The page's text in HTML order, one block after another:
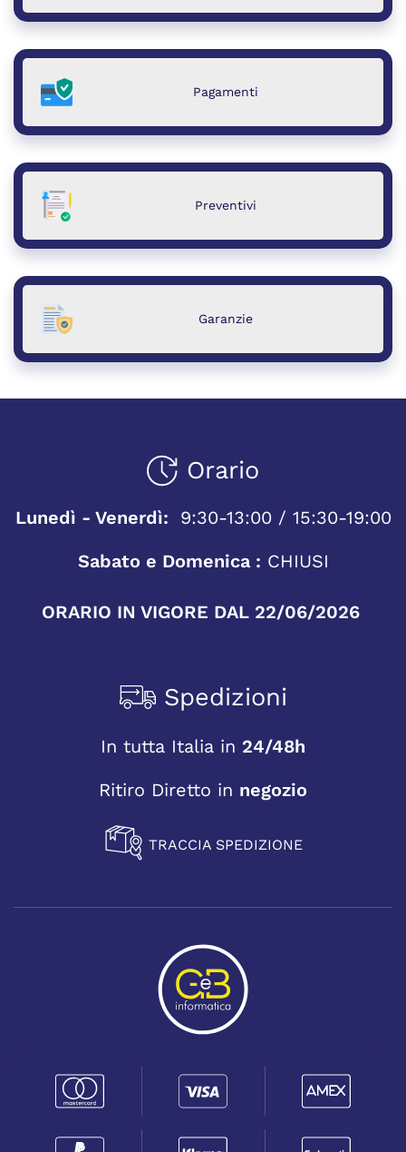
Pagamenti
Preventivi
Garanzie
Orario
Lunedì - Venerdì:
9:30-13:00 / 15:30-19:00
Sabato e Domenica : CHIUSI
ORARIO IN VIGORE DAL 22/06/2026
Spedizioni
In tutta Italia in 24/48h
Ritiro Diretto in negozio
TRACCIA SPEDIZIONE